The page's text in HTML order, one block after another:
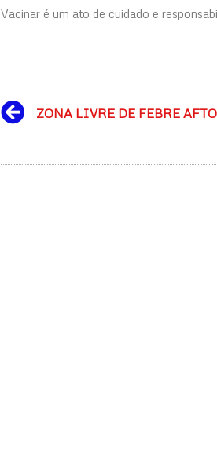
Vacinar é um ato de cuidado e